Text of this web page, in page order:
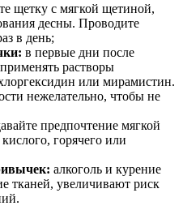
щетку с мягкой щетиной,
десны. Проводите
в день;
в первые дни после
растворы
или мирамистин.
нежелательно, чтобы не
предпочтение мягкой
горячего или
алкоголь и курение
тканей, увеличивают риск